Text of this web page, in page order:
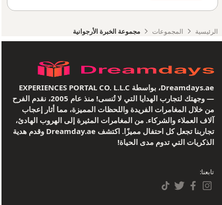
الرئيسية المجموعات مجموعة الخبرة الأرجوانية
Dreamdays.ae، بواسطة EXPERIENCES PORTAL CO. L.L.C
— وجهتك لتجارب الهدايا التي لا تُنسى! منذ عام 2005، نقدم الفرح
من خلال المغامرات الفريدة واللحظات المميزة، مما أثار إعجاب
آلاف العملاء والشركاء. من المغامرات المثيرة إلى الهروب الهادئ،
تجاربنا تجعل كل احتفال مميزًا. اكتشف Dreamday.ae وقدم هدية
الذكريات التي تدوم مدى الحياة!
تابعنا: